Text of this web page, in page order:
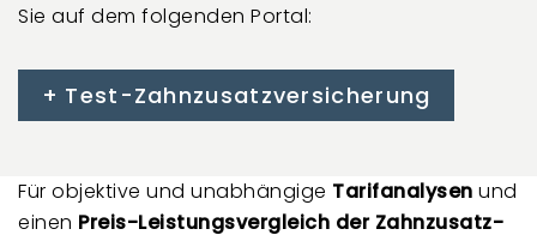
Sie auf dem folgenden Portal:
Test-Zahnzusatzversicherung
Für objektive und unabhängige Tarifanalysen und
einen Preis-Leistungsvergleich der Zahnzusatz­